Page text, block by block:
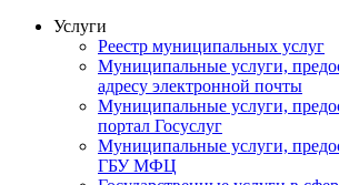
Услуги
Реестр муниципальных услуг
Муниципальные услуги,
адресу электронной почты
Муниципальные услуги,
портал Госуслуг
Муниципальные услуги,
ГБУ МФЦ